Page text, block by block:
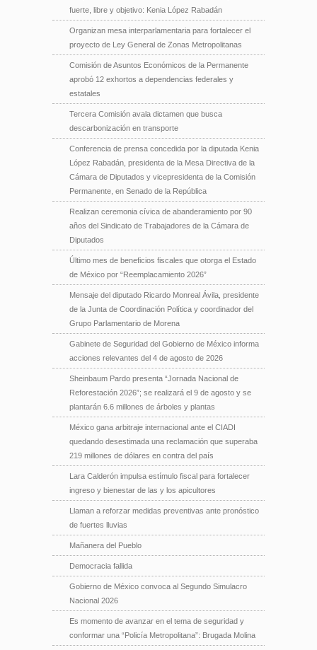
fuerte, libre y objetivo: Kenia López Rabadán
Organizan mesa interparlamentaria para fortalecer el
proyecto de Ley General de Zonas Metropolitanas
Comisión de Asuntos Económicos de la Permanente
aprobó 12 exhortos a dependencias federales y
estatales
Tercera Comisión avala dictamen que busca
descarbonización en transporte
Conferencia de prensa concedida por la diputada Kenia
López Rabadán, presidenta de la Mesa Directiva de la
Cámara de Diputados y vicepresidenta de la Comisión
Permanente, en Senado de la República
Realizan ceremonia cívica de abanderamiento por 90
años del Sindicato de Trabajadores de la Cámara de
Diputados
Último mes de beneficios fiscales que otorga el Estado
de México por “Reemplacamiento 2026”
Mensaje del diputado Ricardo Monreal Ávila, presidente
de la Junta de Coordinación Política y coordinador del
Grupo Parlamentario de Morena
Gabinete de Seguridad del Gobierno de México informa
acciones relevantes del 4 de agosto de 2026
Sheinbaum Pardo presenta “Jornada Nacional de
Reforestación 2026”; se realizará el 9 de agosto y se
plantarán 6.6 millones de árboles y plantas
México gana arbitraje internacional ante el CIADI
quedando desestimada una reclamación que superaba
219 millones de dólares en contra del país
Lara Calderón impulsa estímulo fiscal para fortalecer
ingreso y bienestar de las y los apicultores
Llaman a reforzar medidas preventivas ante pronóstico
de fuertes lluvias
Mañanera del Pueblo
Democracia fallida
Gobierno de México convoca al Segundo Simulacro
Nacional 2026
Es momento de avanzar en el tema de seguridad y
conformar una “Policía Metropolitana”: Brugada Molina